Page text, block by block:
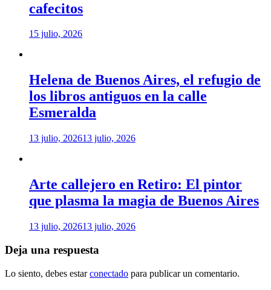
cafecitos
15 julio, 2026
Helena de Buenos Aires, el refugio de
los libros antiguos en la calle
Esmeralda
13 julio, 202613 julio, 2026
Arte callejero en Retiro: El pintor
que plasma la magia de Buenos Aires
13 julio, 202613 julio, 2026
Deja una respuesta
Lo siento, debes estarconectado para publicar un comentario.